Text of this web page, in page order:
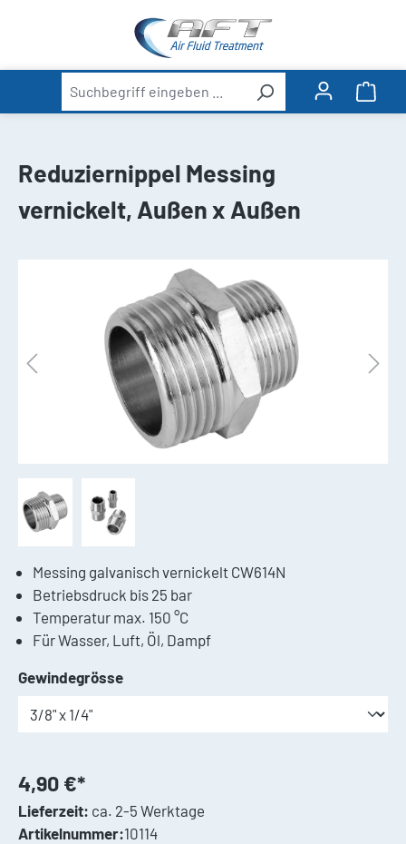
Reduziernippel Messing
vernickelt, Außen x Außen
Bildergalerie überspringen
Messing galvanisch vernickelt CW614N
Betriebsdruck bis 25 bar
Temperatur max. 150 °C
Für Wasser, Luft, Öl, Dampf
4,90 €*
Lieferzeit: ca. 2-5 Werktage
Artikelnummer:10114
Gewindegrösseauswählen